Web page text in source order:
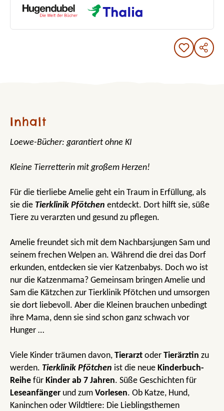
Inhalt
Loewe-Bücher: garantiert ohne KI
Kleine Tierretterin mit großem Herzen!
Für die tierliebe Amelie geht ein Traum in Erfüllung, als
sie die Tierklinik Pfötchen entdeckt. Dort hilft sie, süße
Tiere zu verarzten und gesund zu pflegen.
Amelie freundet sich mit dem Nachbarsjungen Sam und
seinem frechen Welpen an. Während die drei das Dorf
erkunden, entdecken sie vier Katzenbabys. Doch wo ist
nur die Katzenmama? Gemeinsam bringen Amelie und
Sam die Kätzchen zur Tierklinik Pfötchen und umsorgen
sie dort liebevoll. Aber die Kleinen brauchen unbedingt
ihre Mama, denn sie sind schon ganz schwach vor
Hunger …
Viele Kinder träumen davon, Tierarzt oder Tierärztin zu
werden. Tierklinik Pfötchen ist die neue Kinderbuch-
Reihe für Kinder ab 7 Jahren. Süße Geschichten für
Leseanfänger und zum Vorlesen. Ob Katze, Hund,
Kaninchen oder Wildtiere: Die Lieblingsthemen